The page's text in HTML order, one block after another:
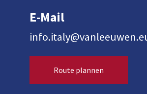
E-Mail
Route plannen